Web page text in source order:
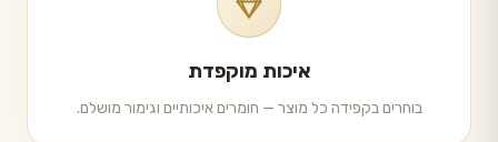
איכות מוקפדת
בוחרים בקפידה כל מוצר — חומרים איכותיים וגימור מושלם.